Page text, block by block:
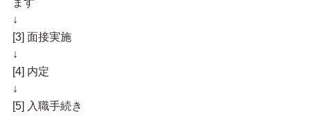
ます
↓
[3] 面接実施
↓
[4] 内定
↓
[5] 入職手続き